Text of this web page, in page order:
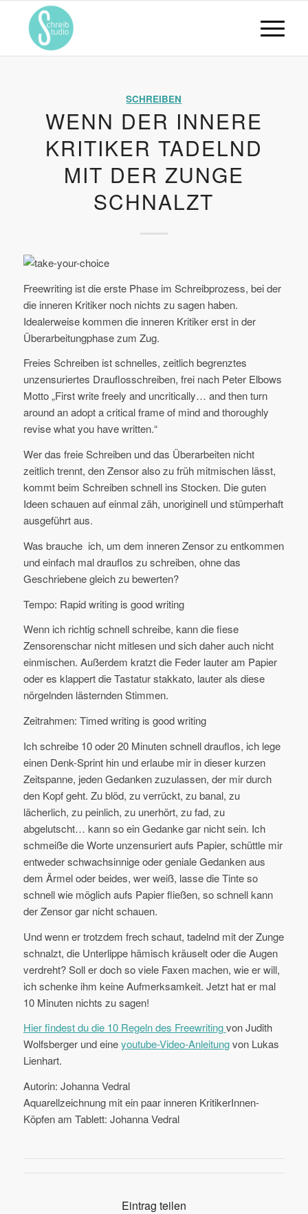
SCHREIBEN
WENN DER INNERE
KRITIKER TADELND
MIT DER ZUNGE
SCHNALZT
Freewriting ist die erste Phase im Schreibprozess, bei der
die inneren Kritiker noch nichts zu sagen haben.
Idealerweise kommen die inneren Kritiker erst in der
Überarbeitungphase zum Zug.
Freies Schreiben ist schnelles, zeitlich begrenztes
unzensuriertes Drauflosschreiben, frei nach Peter Elbows
Motto „First write freely and uncritically… and then turn
around an adopt a critical frame of mind and thoroughly
revise what you have written.“
Wer das freie Schreiben und das Überarbeiten nicht
zeitlich trennt, den Zensor also zu früh mitmischen lässt,
kommt beim Schreiben schnell ins Stocken. Die guten
Ideen schauen auf einmal zäh, unoriginell und stümperhaft
ausgeführt aus.
Was brauche ich, um dem inneren Zensor zu entkommen
und einfach mal drauflos zu schreiben, ohne das
Geschriebene gleich zu bewerten?
Tempo: Rapid writing is good writing
Wenn ich richtig schnell schreibe, kann die fiese
Zensorenschar nicht mitlesen und sich daher auch nicht
einmischen. Außerdem kratzt die Feder lauter am Papier
oder es klappert die Tastatur stakkato, lauter als diese
nörgelnden lästernden Stimmen.
Zeitrahmen: Timed writing is good writing
Ich schreibe 10 oder 20 Minuten schnell drauflos, ich lege
einen Denk-Sprint hin und erlaube mir in dieser kurzen
Zeitspanne, jeden Gedanken zuzulassen, der mir durch
den Kopf geht. Zu blöd, zu verrückt, zu banal, zu
lächerlich, zu peinlich, zu unerhört, zu fad, zu
abgelutscht… kann so ein Gedanke gar nicht sein. Ich
schmeiße die Worte unzensuriert aufs Papier, schüttle mir
entweder schwachsinnige oder geniale Gedanken aus
dem Ärmel oder beides, wer weiß, lasse die Tinte so
schnell wie möglich aufs Papier fließen, so schnell kann
der Zensor gar nicht schauen.
Und wenn er trotzdem frech schaut, tadelnd mit der Zunge
schnalzt, die Unterlippe hämisch kräuselt oder die Augen
verdreht? Soll er doch so viele Faxen machen, wie er will,
ich schenke ihm keine Aufmerksamkeit. Jetzt hat er mal
10 Minuten nichts zu sagen!
Hier findest du die 10 Regeln des Freewritingvon Judith
Wolfsberger und eineyoutube-Video-Anleitungvon Lukas
Lienhart.
Autorin: Johanna Vedral
Aquarellzeichnung mit ein paar inneren KritikerInnen-
Köpfen am Tablett: Johanna Vedral
Eintrag teilen